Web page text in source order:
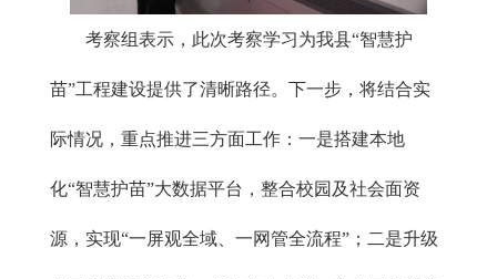
考察组表示，此次考察学习为我县“智慧护
苗”工程建设提供了清晰路径。下一步，将结合实
际情况，重点推进三方面工作：一是搭建本地
化“智慧护苗”大数据平台，整合校园及社会面资
源，实现“一屏观全域、一网管全流程”；二是升级